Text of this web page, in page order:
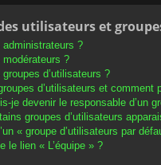
utilisateurs et
?
?
d’utilisateurs ?
d’utilisateurs et comment
je devenir le responsable d’un
groupes d’utilisateurs
« groupe d’utilisateurs par
le lien « L’équipe » ?